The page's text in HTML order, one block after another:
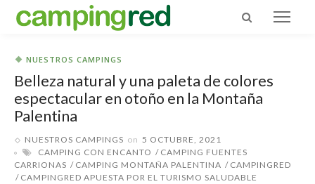
NUESTROS CAMPINGS
Belleza natural y una paleta de colores
espectacular en otoño en la Montaña
Palentina
NUESTROS CAMPINGS on 5 OCTUBRE, 2021
CAMPING CON ENCANTO
CAMPING FUENTES
CARRIONAS
CAMPING MONTAÑA PALENTINA
CAMPINGRED
CAMPINGRED APUESTA POR EL TURISMO SALUDABLE